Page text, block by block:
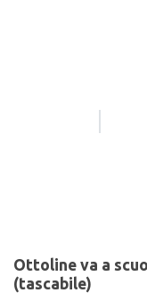
Ottoline va a
(tascabile)